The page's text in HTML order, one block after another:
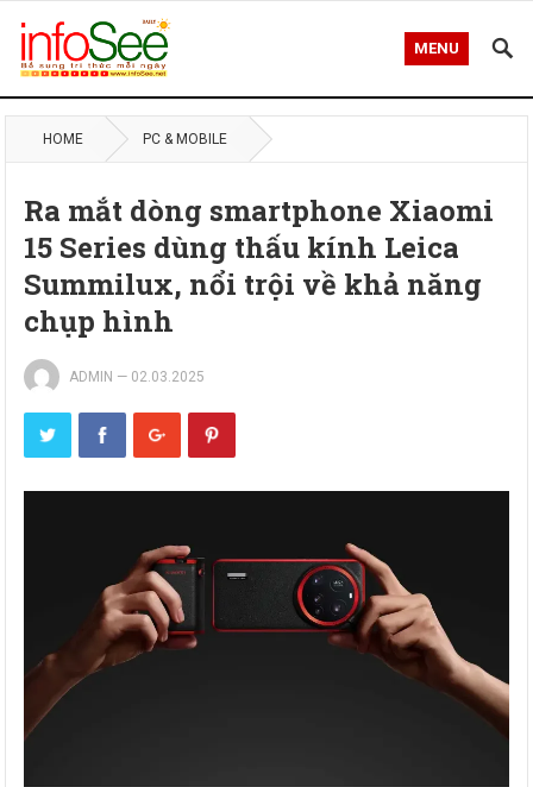
MENU
HOME PC & MOBILE
Ra mắt dòng smartphone Xiaomi
15 Series dùng thấu kính Leica
Summilux, nổi trội về khả năng
chụp hình
ADMIN — 02.03.2025